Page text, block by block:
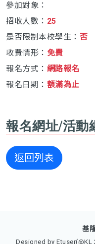
參加對象：
招收人數： 25
是否限制本校學生： 否
收費情形： 免費
報名方式： 網路報名
報名日期： 額滿為止
報名網址/活動
返回列表
基
Designed by